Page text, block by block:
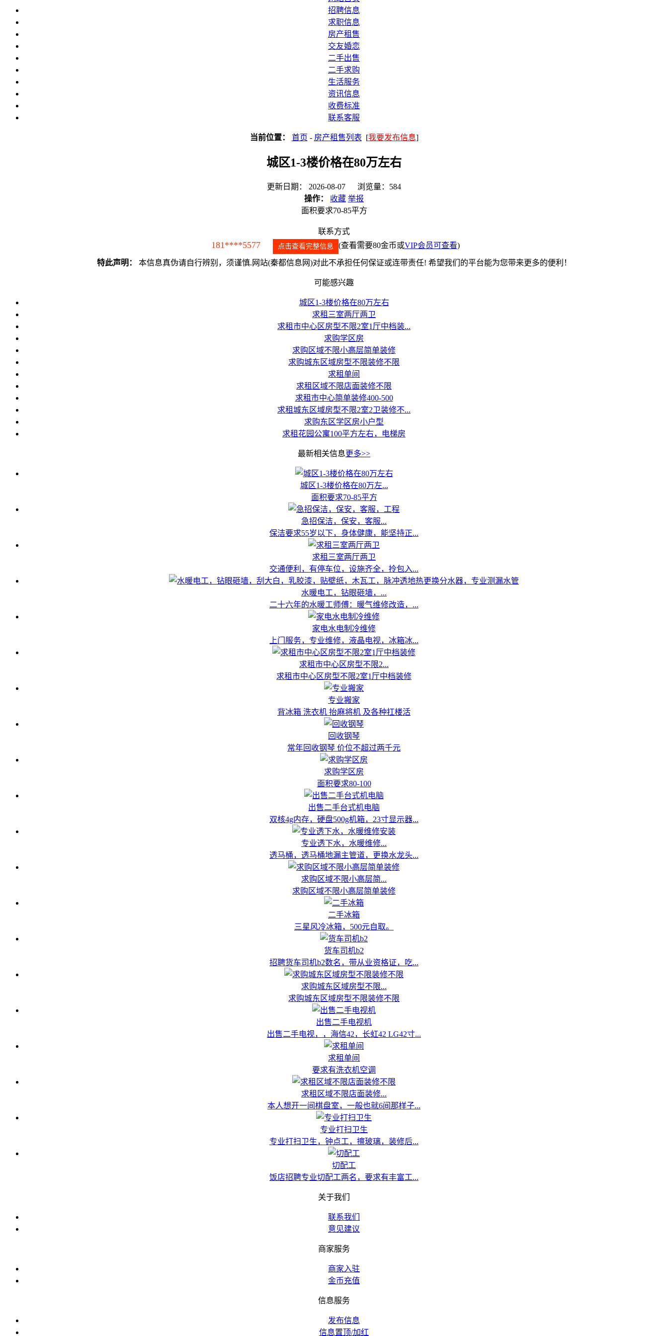
招聘信息
求职信息
房产租售
交友婚恋
二手出售
二手求购
生活服务
资讯信息
收费标准
联系客服
当前位置： 首页 - 房产租售列表 [我要发布信息]
城区1-3楼价格在80万左右
更新日期： 2026-08-07 浏览量：584
操作：
收藏 举报
面积要求70-85平方
联系方式
181****5577 点击查看完整信息 (查看需要80金币或VIP会员可查看)
特此声明： 本信息真伪请自行辨别，须谨慎.网站(秦都信息网)对此不承担任何保证或连带责任! 希望我们的平台能为您带来更多的便利！
可能感兴趣
城区1-3楼价格在80万左右
求租三室两厅两卫
求租市中心区房型不限2室1厅中档装...
求购学区房
求购区域不限小高层简单装修
求购城东区域房型不限装修不限
求租单间
求租区域不限店面装修不限
求租市中心简单装修400-500
求租城东区域房型不限2室2卫装修不...
求购东区学区房小户型
求租花园公寓100平方左右，电梯房
最新相关信息更多>>
城区1-3楼价格在80万左...
面积要求70-85平方
急招保洁，保安，客服...
保洁要求55岁以下，身体健康，能坚持正...
求租三室两厅两卫
交通便利，有停车位，设施齐全，拎包入...
水暖电工，钻眼砸墙，...
二十六年的水暖工师傅：暖气维修改造，...
家电水电制冷维修
上门服务，专业维修，液晶电视，冰箱冰...
求租市中心区房型不限2...
求租市中心区房型不限2室1厅中档装修
专业搬家
背冰箱 洗衣机 抬麻将机 及各种扛楼活
回收钢琴
常年回收钢琴 价位不超过两千元
求购学区房
面积要求80-100
出售二手台式机电脑
双核4g内存，硬盘500g机箱，23寸显示器...
专业透下水，水暖维修...
透马桶，透马桶地漏主管道，更换水龙头...
求购区域不限小高层简...
求购区域不限小高层简单装修
二手冰箱
三星风冷冰箱，500元自取。
货车司机b2
招聘货车司机b2数名，带从业资格证，吃...
求购城东区域房型不限...
求购城东区域房型不限装修不限
出售二手电视机
出售二手电视，，海信42，长虹42 LG42寸...
求租单间
要求有洗衣机空调
求租区域不限店面装修...
本人想开一间棋盘室，一般也就6间那样子...
专业打扫卫生
专业打扫卫生，钟点工，擦玻璃，装修后...
切配工
饭店招聘专业切配工两名，要求有丰富工...
关于我们
联系我们
意见建议
商家服务
商家入驻
金币充值
信息服务
发布信息
信息置顶/加红